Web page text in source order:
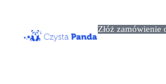
Złóż zamówienie